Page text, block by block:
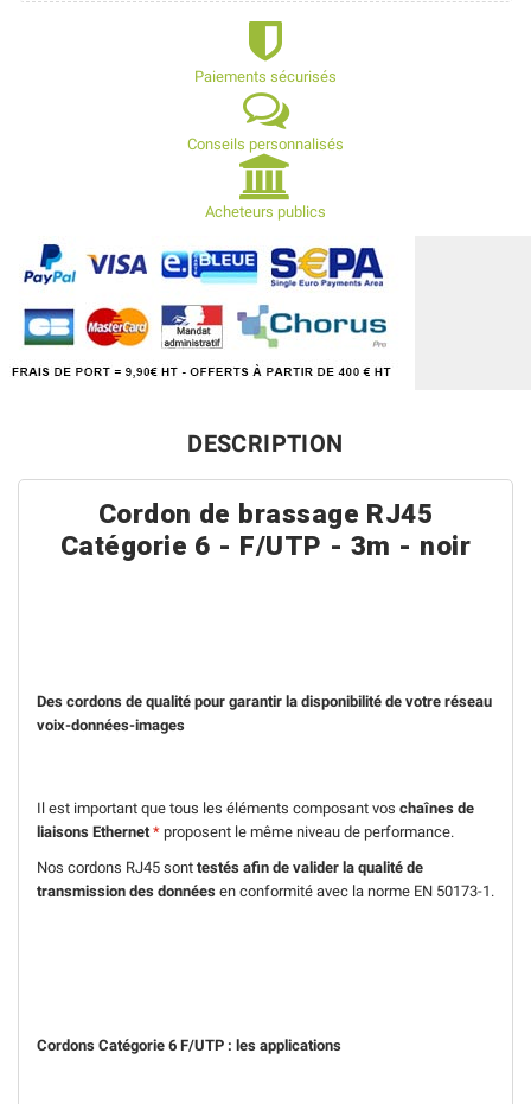
Paiements sécurisés
Conseils personnalisés
Acheteurs publics
DESCRIPTION
Cordon de brassage RJ45
Catégorie 6 - F/UTP - 3m - noir
Des cordons de qualité pour garantir la disponibilité de votre réseau
voix-données-images
Il est important que tous les éléments composant vos chaînes de
liaisons Ethernet* proposent le même niveau de performance.
Nos cordons RJ45 sont testés afin de valider la qualité de
transmission des données en conformité avec la norme EN 50173-1.
Cordons Catégorie 6 F/UTP : les applications